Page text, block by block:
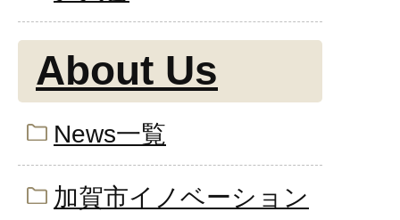
About Us
News一覧
加賀市イノベーション